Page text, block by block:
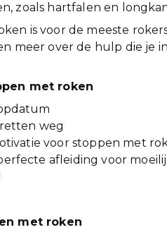
zoals hartfalen en
is voor de meeste
meer over de hulp die je
met roken
weg
voor stoppen met
afleiding voor
met roken